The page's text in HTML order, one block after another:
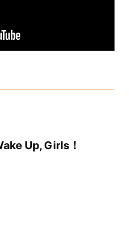
Up, Girls！